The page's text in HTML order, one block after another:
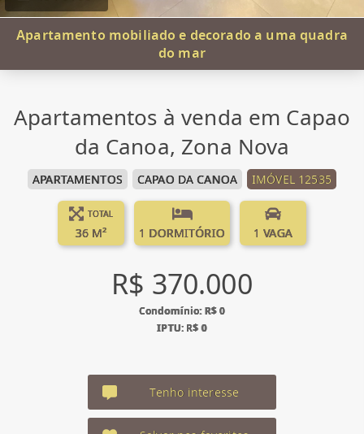
Apartamento mobiliado e decorado a uma quadra
do mar
Apartamentos à venda em Capao
da Canoa, Zona Nova
APARTAMENTOS CAPAO DA CANOA IMÓVEL 12535
TOTAL
36 M² 1 DORMITÓRIO 1 VAGA
R$ 370.000
Condomínio: R$ 0
IPTU: R$ 0
Tenho interesse